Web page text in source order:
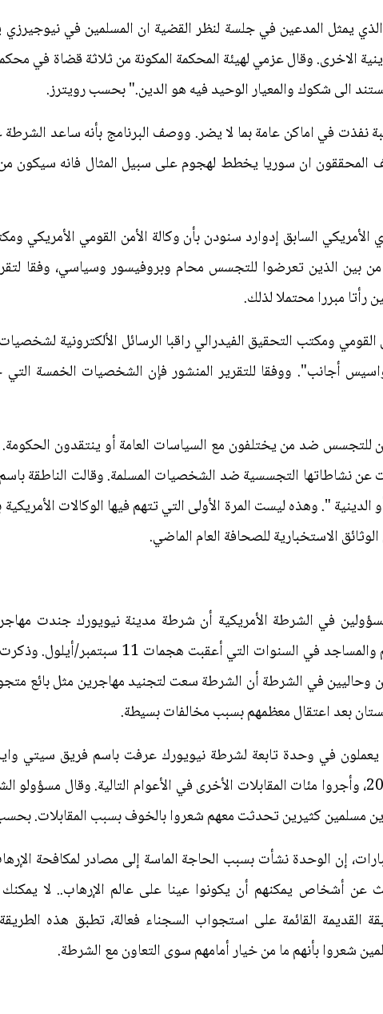
يمثل المدعين في جلسة لنظر القضية ان المسلمين في
الاخرى. وقال عزمي لهيئة المحكمة المكونة من ثلاثة قضاة في
يستند الى شكوك والمعيار الوحيد فيه هو الدين." بحسب رويترز.
نفذت في اماكن عامة بما لا يضر. ووصف البرنامج بأنه ساعد الشرطة
المحققون ان سوريا يخطط لهجوم على سبيل المثال فانه سيكون
السابق إدوارد سنودن بأن وكالة الأمن القومي الأمريكي
بين الذين تعرضوا للتجسس محام وبروفيسور وسياسي، وفقا
رأتا مبررا محتملا لذلك.
ومكتب التحقيق الفيدرالي راقبا الرسائل الألكترونية
أجانب". ووفقا للتقرير المنشور فإن الشخصيات الخمسة
للتجسس ضد من يختلفون مع السياسات العامة أو ينتقدون
عن نشاطاتها التجسسية ضد الشخصيات المسلمة. وقالت الناطقة
". وهذه ليست المرة الأولى التي تتهم فيها الوكالات
الاستخبارية للصحافة العام الماضي.
في الشرطة الأمريكية أن شرطة مدينة نيويورك جندت
المسلمين كمخبرين يتنصتون على رواد المقاهي والمطاعم والمساجد في
وحاليين في الشرطة أن الشرطة سعت لتجنيد مهاجرين مثل بائع
بعد اعتقال معظمهم بسبب مخالفات بسيطة.
في وحدة تابعة لشرطة نيويورك عرفت باسم فريق سيتي
أجروا 220 مقابلة لهذا الغرض في الربع الأول من عام 2002، وأجروا مئات المقابلات الأخرى في الأعوام التالية.
مسلمين كثيرين تحدثت معهم شعروا بالخوف بسبب المقابلات.
إن الوحدة نشأت بسبب الحاجة الماسة إلى مصادر لمكافحة
عن أشخاص يمكنهم أن يكونوا عينا على عالم الإرهاب.. لا
القائمة على استجواب السجناء فعالة، تطبق هذه
شعروا بأنهم ما من خيار أمامهم سوى التعاون مع الشرطة.